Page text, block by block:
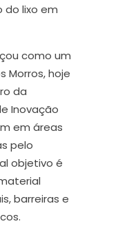
lixo em
como um
Morros, hoje
da
Inovação
em áreas
pelo
objetivo é
barreiras e